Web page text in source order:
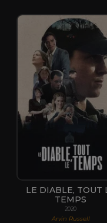
LE DIABLE, TOUT
TEMPS
2020
Arvin Russell